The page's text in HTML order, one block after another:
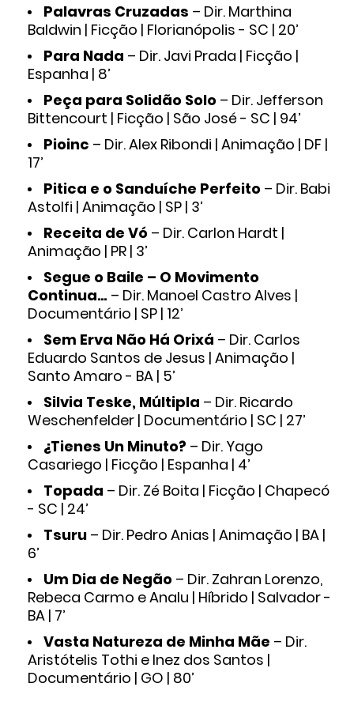
Palavras Cruzadas – Dir. Marthina
Baldwin | Ficção | Florianópolis - SC | 20’
Para Nada – Dir. Javi Prada | Ficção |
Espanha | 8’
Peça para Solidão Solo – Dir. Jefferson
Bittencourt | Ficção | São José - SC | 94’
Pioinc – Dir. Alex Ribondi | Animação | DF |
17’
Pitica e o Sanduíche Perfeito – Dir. Babi
Astolfi | Animação | SP | 3’
Receita de Vó – Dir. Carlon Hardt |
Animação | PR | 3’
Segue o Baile – O Movimento
Continua… – Dir. Manoel Castro Alves |
Documentário | SP | 12’
Sem Erva Não Há Orixá – Dir. Carlos
Eduardo Santos de Jesus | Animação |
Santo Amaro - BA | 5’
Silvia Teske, Múltipla – Dir. Ricardo
Weschenfelder | Documentário | SC | 27’
¿Tienes Un Minuto? – Dir. Yago
Casariego | Ficção | Espanha | 4’
Topada – Dir. Zé Boita | Ficção | Chapecó
- SC | 24’
Tsuru – Dir. Pedro Anias | Animação | BA |
6’
Um Dia de Negão – Dir. Zahran Lorenzo,
Rebeca Carmo e Analu | Híbrido | Salvador -
BA | 7’
Vasta Natureza de Minha Mãe – Dir.
Aristótelis Tothi e Inez dos Santos |
Documentário | GO | 80’